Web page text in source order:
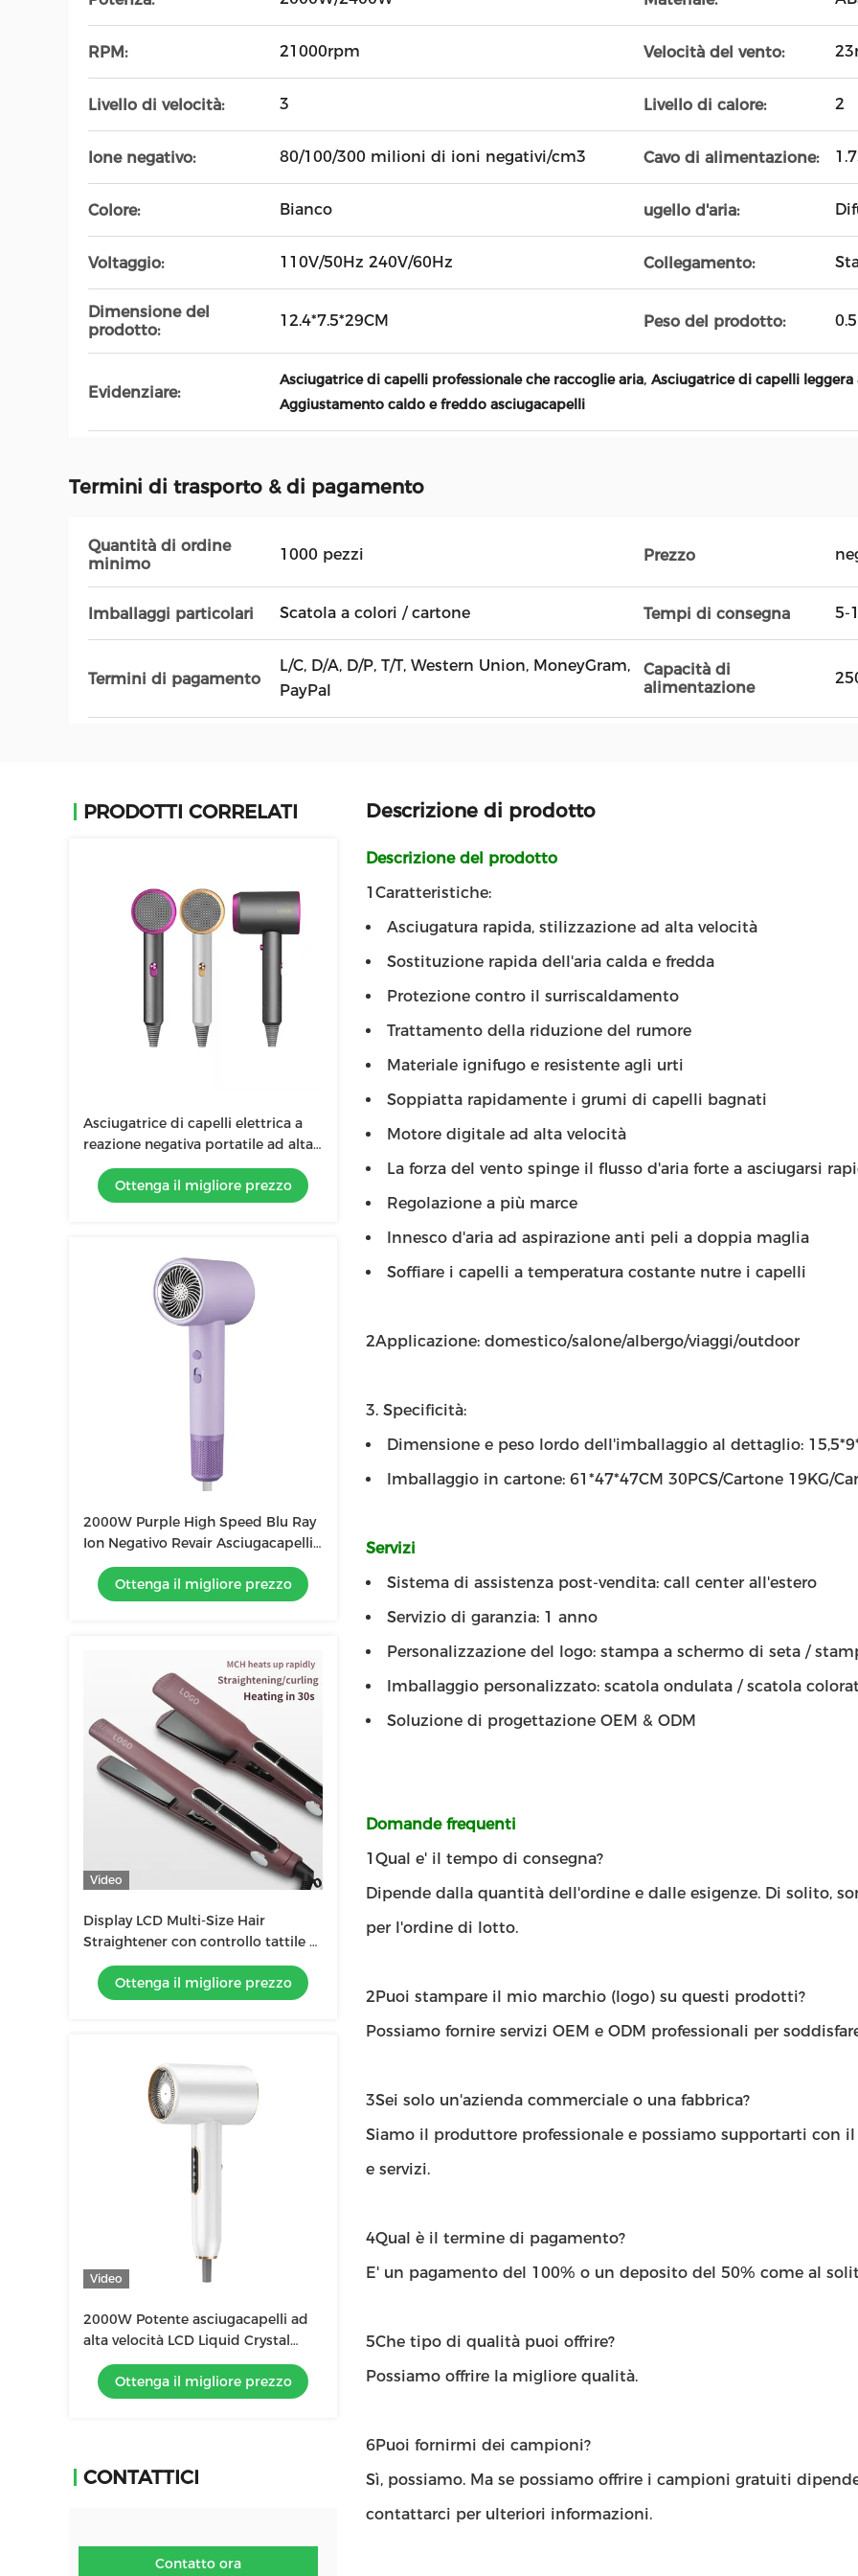
RPM: 21000rpm Velocità del vento:
Livello di velocità: 3 Livello di calore: 2
Ione negativo: 80/100/300 milioni di ioni negativi/cm3 Cavo di alimentazione:
Colore: Bianco ugello d'aria:
Voltaggio: 110V/50Hz 240V/60Hz Collegamento:
Dimensione del
prodotto:
12.4*7.5*29CM Peso del prodotto:
Evidenziare:
Asciugatrice di capelli professionale che raccoglie aria, Asciugatrice di capelli
Aggiustamento caldo e freddo asciugacapelli
Termini di trasporto & di pagamento
Quantità di ordine
minimo
1000 pezzi Prezzo
Imballaggi particolari Scatola a colori / cartone Tempi di consegna 5-
Termini di pagamento
L/C, D/A, D/P, T/T, Western Union, MoneyGram,
PayPal
Capacità di
alimentazione
PRODOTTI CORRELATI
Asciugatrice di capelli elettrica a
reazione negativa portatile ad alta
velocità da 1500W per la casa
senza fili professionale
Ottenga il migliore prezzo
2000W Purple High Speed Blu Ray
Ion Negativo Revair Asciugacapelli
Temperatura regolabile per uso
domestico
Ottenga il migliore prezzo
Video
Display LCD Multi-Size Hair
Straightener con controllo tattile e
tecnologia di riscaldamento MCH
Ottenga il migliore prezzo
Video
2000W Potente asciugacapelli ad
alta velocità LCD Liquid Crystal
Display Ion Negativo Asciugacapelli
SaloneOttenga il migliore prezzo
CONTATTICI
Contatto ora
Descrizione di prodotto
Descrizione del prodotto
1Caratteristiche:
Asciugatura rapida, stilizzazione ad alta velocità
Sostituzione rapida dell'aria calda e fredda
Protezione contro il surriscaldamento
Trattamento della riduzione del rumore
Materiale ignifugo e resistente agli urti
Soppiatta rapidamente i grumi di capelli bagnati
Motore digitale ad alta velocità
La forza del vento spinge il flusso d'aria forte a asciugarsi
Regolazione a più marce
Innesco d'aria ad aspirazione anti peli a doppia maglia
Soffiare i capelli a temperatura costante nutre i capelli
2Applicazione: domestico/salone/albergo/viaggi/outdoor
3. Specificità:
Dimensione e peso lordo dell'imballaggio al dettaglio:
Imballaggio in cartone: 61*47*47CM 30PCS/Cartone 19KG/
Servizi
Sistema di assistenza post-vendita: call center all'estero
Servizio di garanzia: 1 anno
Personalizzazione del logo: stampa a schermo di seta /
Imballaggio personalizzato: scatola ondulata / scatola
Soluzione di progettazione OEM & ODM
Domande frequenti
1Qual e' il tempo di consegna?
Dipende dalla quantità dell'ordine e dalle esigenze. Di solito,
per l'ordine di lotto.
2Puoi stampare il mio marchio (logo) su questi prodotti?
Possiamo fornire servizi OEM e ODM professionali per
3Sei solo un'azienda commerciale o una fabbrica?
Siamo il produttore professionale e possiamo supportarti con
e servizi.
4Qual è il termine di pagamento?
E' un pagamento del 100% o un deposito del 50% come al
5Che tipo di qualità puoi offrire?
Possiamo offrire la migliore qualità.
6Puoi fornirmi dei campioni?
Sì, possiamo. Ma se possiamo offrire i campioni gratuiti
contattarci per ulteriori informazioni.